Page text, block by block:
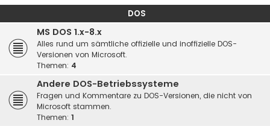
DOS
MS DOS 1.x-8.x
Alles rund um sämtliche offizielle und inoffizielle DOS-
Versionen von Microsoft.
Themen: 4
Andere DOS-Betriebssysteme
Fragen und Kommentare zu DOS-Versionen, die nicht von
Microsoft stammen.
Themen: 1